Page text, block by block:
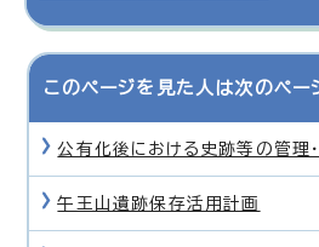
このページを見た人は次のペー
公有化後における史跡等の管理
午王山遺跡保存活用計画